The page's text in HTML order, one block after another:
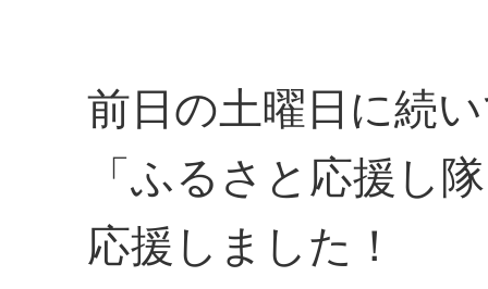
前日の土曜日に続
「ふるさと応援し
応援しました！